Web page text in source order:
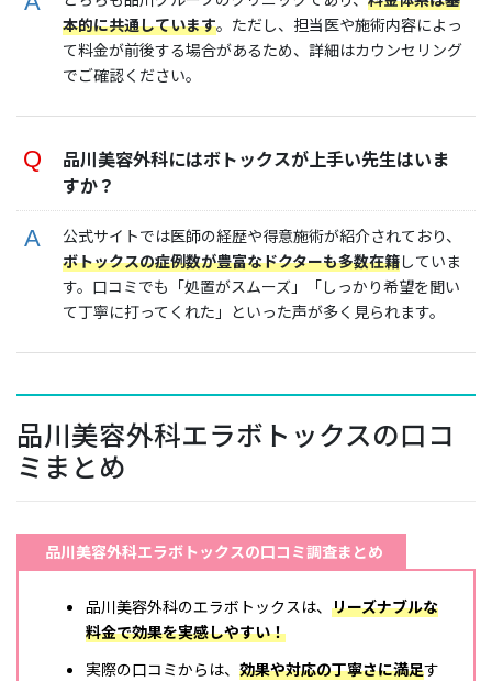
本的に共通しています。ただし、担当医や施術内容によっ
て料金が前後する場合があるため、詳細はカウンセリング
でご確認ください。
品川美容外科にはボトックスが上手い先生はいま
すか？
公式サイトでは医師の経歴や得意施術が紹介されており、
ボトックスの症例数が豊富なドクターも多数在籍していま
す。口コミでも「処置がスムーズ」「しっかり希望を聞い
て丁寧に打ってくれた」といった声が多く見られます。
品川美容外科エラボトックスの口コ
ミまとめ
品川美容外科エラボトックスの口コミ調査まとめ
品川美容外科のエラボトックスは、 リーズナブルな
料金で効果を実感しやすい！
実際の口コミからは、 効果や対応の丁寧さに満足す